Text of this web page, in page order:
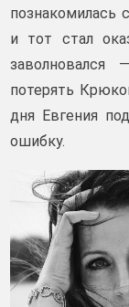
познакомилась
и тот стал
потерять
дня Евгения
ошибку.